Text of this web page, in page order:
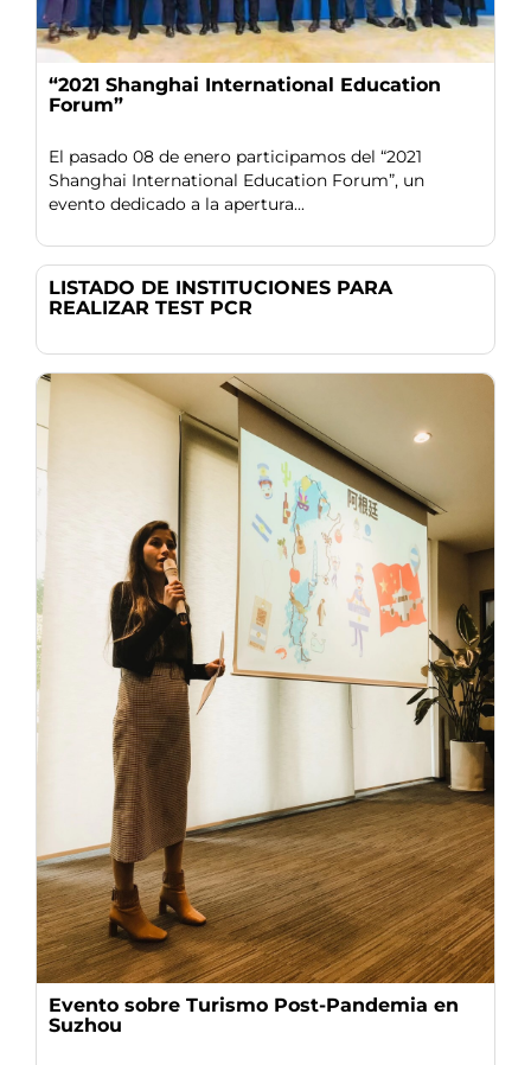
“2021 Shanghai International Education
Forum”
El pasado 08 de enero participamos del “2021
Shanghai International Education Forum”, un
evento dedicado a la apertura...
LISTADO DE INSTITUCIONES PARA
REALIZAR TEST PCR
Evento sobre Turismo Post-Pandemia en
Suzhou